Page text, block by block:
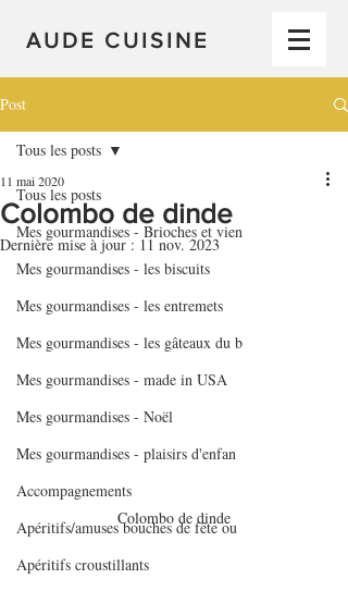
AUDE CUISINE
Post
Tous les posts
Mes gourmandises - Brioches et vien
Mes gourmandises - les biscuits
Mes gourmandises - les entremets
Mes gourmandises - les gâteaux du b
Mes gourmandises - made in USA
Mes gourmandises - Noël
Mes gourmandises - plaisirs d'enfan
Accompagnements
Apéritifs/amuses bouches de fête ou
Apéritifs croustillants
Tous les posts
Colombo de dinde
11 mai 2020
Dernière mise à jour : 11 nov. 2023
Colombo de dinde